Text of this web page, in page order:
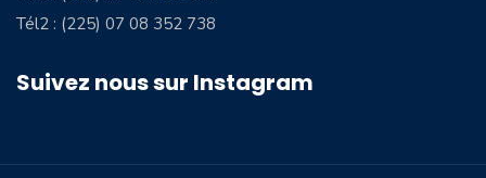
Tél2 : (225) 07 08 352 738
Suivez nous sur Instagram